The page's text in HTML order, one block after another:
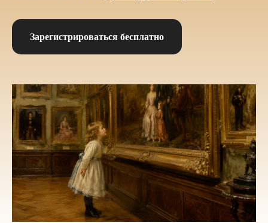
Зарегистрироваться бесплатно